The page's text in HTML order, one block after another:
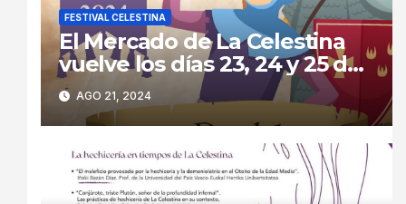
FESTIVAL CELESTINA
El Mercado de La Celestina
vuelve los días 23, 24 y 25 de
agosto a las calles de La
Puebla de Montalbán.
AGO 21, 2024